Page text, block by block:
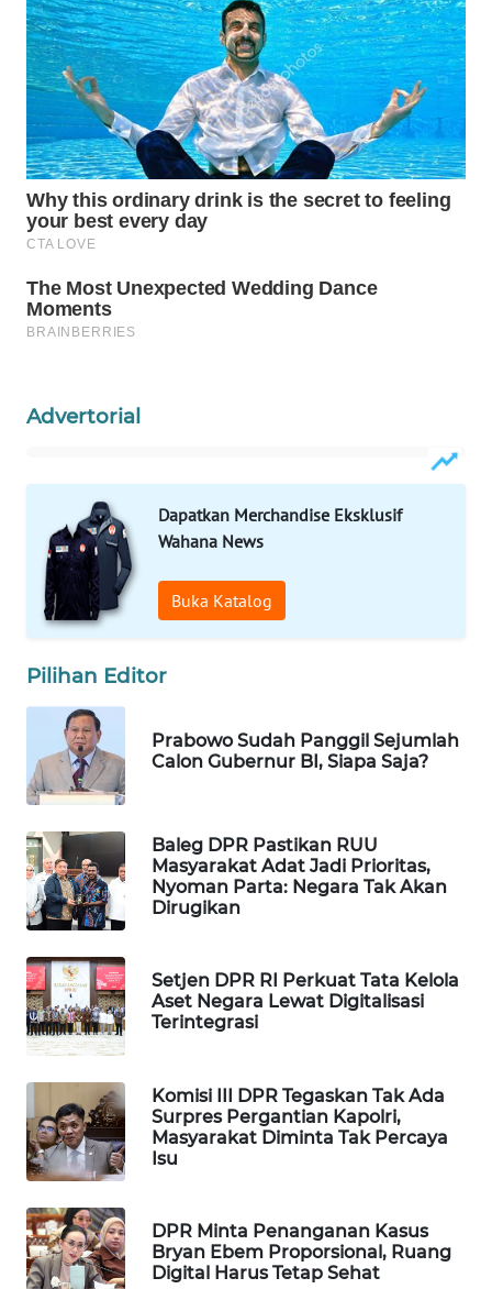
Advertorial
Dapatkan Merchandise Eksklusif
Wahana News
Buka Katalog
Pilihan Editor
Prabowo Sudah Panggil Sejumlah
Calon Gubernur BI, Siapa Saja?
Baleg DPR Pastikan RUU
Masyarakat Adat Jadi Prioritas,
Nyoman Parta: Negara Tak Akan
Dirugikan
Setjen DPR RI Perkuat Tata Kelola
Aset Negara Lewat Digitalisasi
Terintegrasi
Komisi III DPR Tegaskan Tak Ada
Surpres Pergantian Kapolri,
Masyarakat Diminta Tak Percaya
Isu
DPR Minta Penanganan Kasus
Bryan Ebem Proporsional, Ruang
Digital Harus Tetap Sehat
WAHANA
TV
WAHANANEWS
ID
WAHANANEWS
CO ID
WAHANANEWS
WAHANA
WAHANA
SELEB
WAHANA
PERSONA
OTOMOTIF
WAHANA
HEALTH
DESA
WISATA
LAPAK
Wahana
Network
KONSUMEN
LISTRIK
MASYARAKAT
KELISTRIKAN
WALINKI
ID